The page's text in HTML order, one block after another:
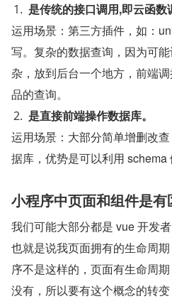
是传统的接口调用,即云函数
运用场景：第三方插件，如：
写。复杂的数据查询，因为可
杂，放到后台一个地方，前端
品的查询。
是直接前端操作数据库。
运用场景：大部分简单增删改
据库，优势是可以利用 schema
小程序中页面和组件是有
我们可能大部分都是 vue 开发
也就是说我页面拥有的生命周
序不是这样的，页面有生命周
没有，所以要有这个概念的转变